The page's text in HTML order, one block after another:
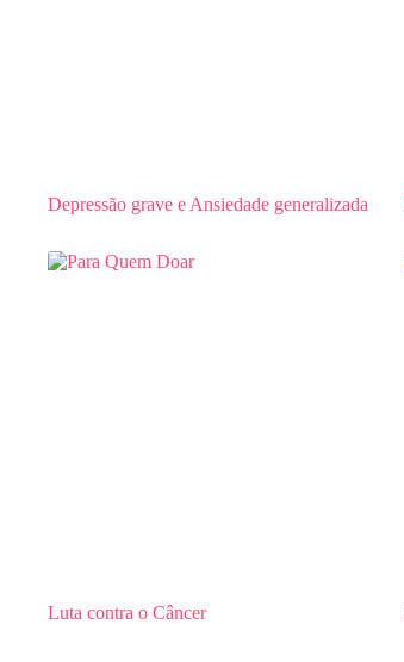
Depressão grave e Ansiedade generalizada
Luta contra o Câncer